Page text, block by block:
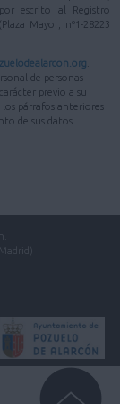
escrito al Registro
Mayor, nº1-28223
de personas
previo a su
párrafos anteriores
de sus datos.